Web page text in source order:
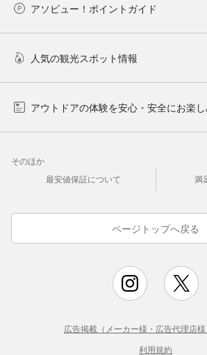
アソビュー！ポイントガイド
人気の観光スポット情報
アウトドアの体験を安心・安全にお楽
そのほか
最安値保証について
満
ページトップへ戻る
広告掲載（メーカー様・広告代理店
利用規約